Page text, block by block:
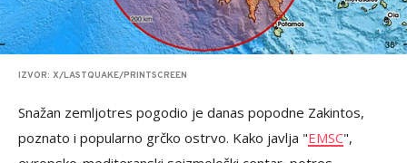
IZVOR: X/LASTQUAKE/PRINTSCREEN
Snažan zemljotres pogodio je danas popodne Zakintos,
poznato i popularno grčko ostrvo. Kako javlja "EMSC",